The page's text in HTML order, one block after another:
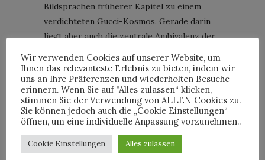
Bildsprachen früherer Kapitel zu einem
verdichteten Gucci-Kosmos. Gerade darin
liegt aber auch die zentrale Ambivalenz der
Wiedererkennbarkeit der eigenen Codes,
riskiert dabei jedoch, dass Wiederholung
zunehmend als Strategie sichtbar wird.
Dabei wird Demna derzeit auffallend häufig
mit Tom Ford verglichen – naheliegend,
schließlich prägte Ford Gucci einst mit
jener hochglänzenden Mischung aus Sex,
Wir verwenden Cookies auf unserer Website, um
Ihnen das relevanteste Erlebnis zu bieten, indem wir
uns an Ihre Präferenzen und wiederholten Besuche
erinnern. Wenn Sie auf "Alles zulassen“ klicken,
stimmen Sie der Verwendung von ALLEN Cookies zu.
Sie können jedoch auch die „Cookie Einstellungen“
öffnen, um eine individuelle Anpassung vorzunehmen..
Cookie Einstellungen Alles zulassen